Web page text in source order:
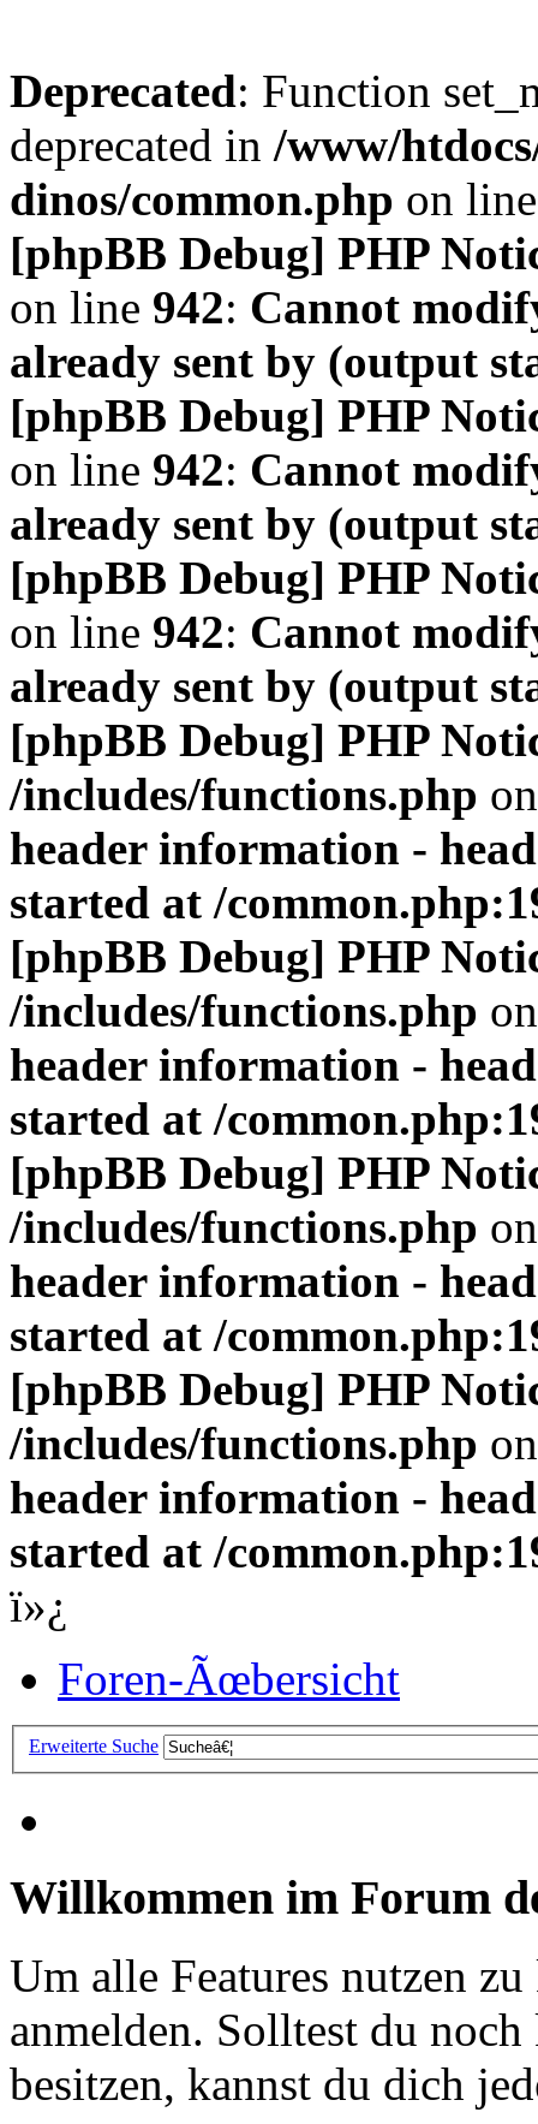
Deprecated: Function
deprecated in /www/
dinos/common.php on
[phpBB Debug] PHP
on line 942: Cannot
already sent by (output
[phpBB Debug] PHP
on line 942: Cannot
already sent by (output
[phpBB Debug] PHP
on line 942: Cannot
already sent by (output
[phpBB Debug] PHP
/includes/functions.php
header information -
started at /
[phpBB Debug] PHP
/includes/functions.php
header information -
started at /
[phpBB Debug] PHP
/includes/functions.php
header information -
started at /
[phpBB Debug] PHP
/includes/functions.php
header information -
started at /
ï»¿
Foren-Ãœbersicht
Erweiterte Suche
Willkommen im Forum
Um alle Features nutzen
anmelden. Solltest du
besitzen, kannst du dich